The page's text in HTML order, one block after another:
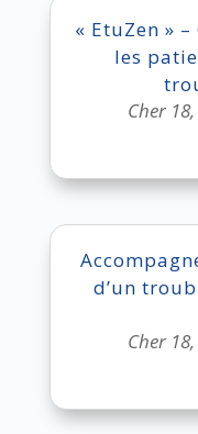
« EtuZen »
les
Cher 18,
d’un
Cher 18,